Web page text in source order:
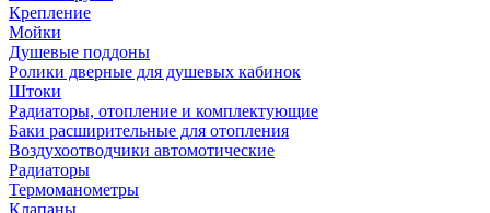
Крепление
Мойки
Душевые поддоны
Ролики дверные для душевых кабинок
Штоки
Радиаторы, отопление и комплектующие
Баки расширительные для отопления
Воздухоотводчики автомотические
Радиаторы
Термоманометры
Клапаны